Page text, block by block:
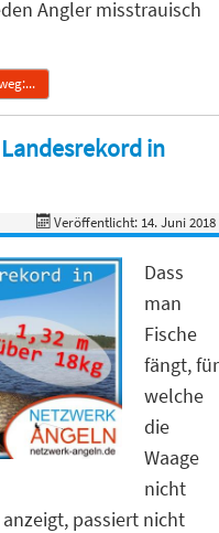
Angler misstrauisch
in
Veröffentlicht: 14. Juni 2018
Dass
man
Fische
fängt, für
welche
die
Waage
nicht
passiert nicht